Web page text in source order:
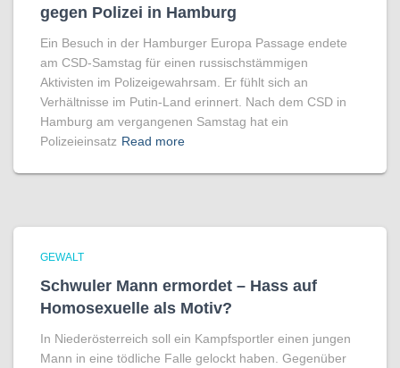
gegen Polizei in Hamburg
Ein Besuch in der Hamburger Europa Passage endete
am CSD-Samstag für einen russischstämmigen
Aktivisten im Polizeigewahrsam. Er fühlt sich an
Verhältnisse im Putin-Land erinnert. Nach dem CSD in
Hamburg am vergangenen Samstag hat ein
Polizeieinsatz Read more
GEWALT
Schwuler Mann ermordet – Hass auf
Homo­sexuelle als Motiv?
In Niederösterreich soll ein Kampfsportler einen jungen
Mann in eine tödliche Falle gelockt haben. Gegenüber